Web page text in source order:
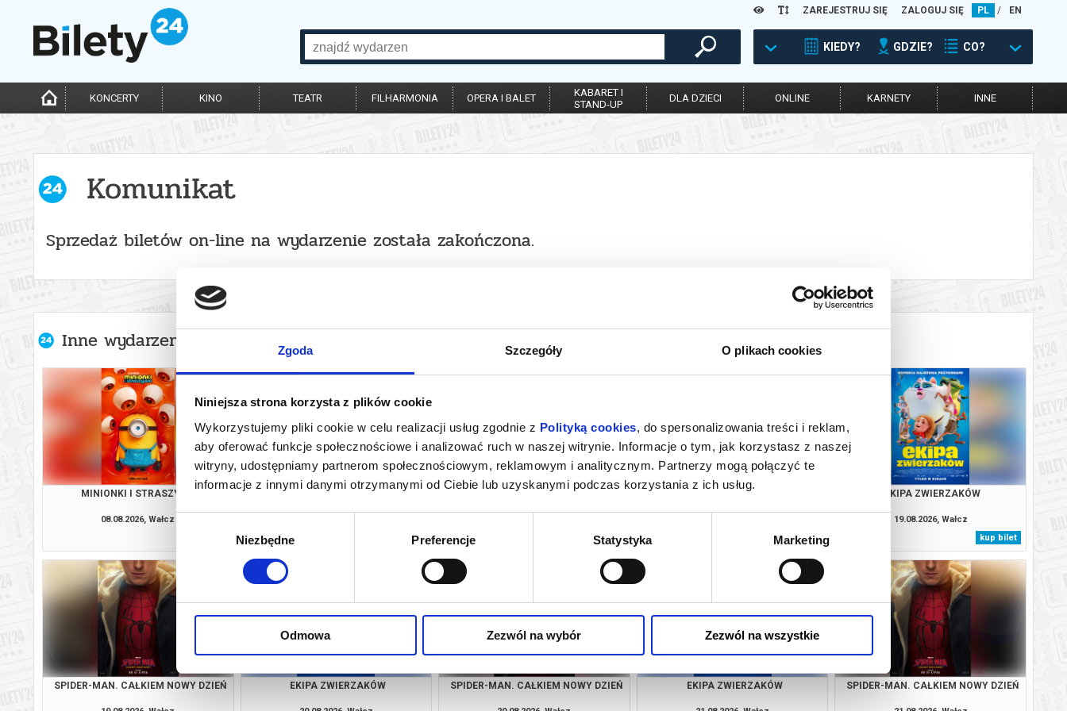
Zgoda Szczegóły O plikach cookies
Niniejsza strona korzysta z plików cookie
Wykorzystujemy pliki cookie w celu realizacji usług zgodnie z Polityką cookies, do spersonalizowania treści i reklam,
aby oferować funkcje społecznościowe i analizować ruch w naszej witrynie. Informacje o tym, jak korzystasz z naszej
witryny, udostępniamy partnerom społecznościowym, reklamowym i analitycznym. Partnerzy mogą połączyć te
informacje z innymi danymi otrzymanymi od Ciebie lub uzyskanymi podczas korzystania z ich usług.
Niezbędne Preferencje Statystyka Marketing
Odmowa Zezwól na wybór Zezwól na wszystkie
ZAREJESTRUJ SIĘ ZALOGUJ SIĘ PL / EN
KIEDY? GDZIE? CO?
KONCERTY KINO TEATR FILHARMONIA OPERA I BALET
KABARET I
STAND-UP
DLA DZIECI ONLINE KARNETY INNE
Komunikat
Sprzedaż biletów on-line na wydarzenie została zakończona.
Inne wydarzenia organizatora
MINIONKI I STRASZYDŁA
08.08.2026, Wałcz
ZAPROSZENIE
kup bilet
MINIONKI I STRASZYDŁA
kup bilet
ZAPROSZENIE
kup bilet
EKIPA ZWIERZAKÓW
19.08.2026, Wałcz
kup bilet
SPIDER-MAN. CAŁKIEM NOWY DZIEŃ EKIPA ZWIERZAKÓW SPIDER-MAN. CAŁKIEM NOWY DZIEŃ EKIPA ZWIERZAKÓW SPIDER-MAN. CAŁKIEM NOWY DZIEŃ